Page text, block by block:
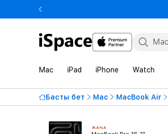
Mac iPad iPhone Watch
Басты бет Mac MacBook Air
ЖАҢА